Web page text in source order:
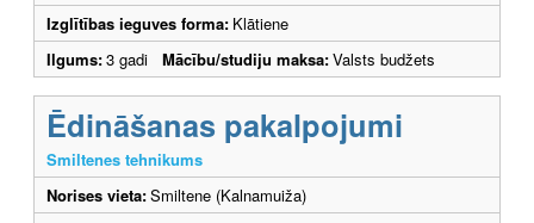
Izglītības ieguves forma: Klātiene
Ilgums:3 gadi Mācību/studiju maksa:Valsts budžets
Ēdināšanas pakalpojumi
Smiltenes tehnikums
Norises vieta:Smiltene (Kalnamuiža)